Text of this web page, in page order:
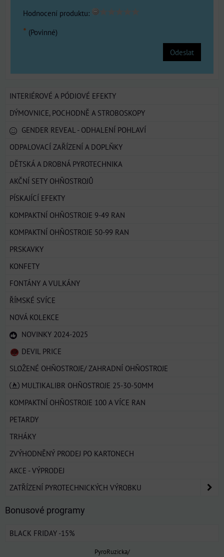
Hodnocení produktu:
* (Povinné)
Odeslat
INTERIÉROVÉ A PÓDIOVÉ EFEKTY
DÝMOVNICE, POCHODNĚ A STROBOSKOPY
GENDER REVEAL - ODHALENÍ POHLAVÍ
ODPALOVACÍ ZAŘÍZENÍ A DOPLŇKY
DĚTSKÁ A DROBNÁ PYROTECHNIKA
AKČNÍ SETY OHŇOSTROJŮ
PÍSKAJÍCÍ EFEKTY
KOMPAKTNÍ OHŇOSTROJE 9-49 RAN
KOMPAKTNÍ OHŇOSTROJE 50-99 RAN
PRSKAVKY
KONFETY
FONTÁNY A VULKÁNY
ŘÍMSKÉ SVÍCE
NOVÁ KOLEKCE
NOVINKY 2024-2025
DEVIL PRICE
SLOŽENÉ OHŇOSTROJE/ ZAHRADNÍ OHŇOSTROJE
MULTIKALIBR OHŇOSTROJE 25-30-50MM
KOMPAKTNÍ OHŇOSTROJE 100 A VÍCE RAN
PETARDY
TRHÁKY
ZVÝHODNĚNÝ PRODEJ PO KARTONECH
AKCE - VÝPRODEJ
ZATŘÍZENÍ PYROTECHNICKÝCH VÝROBKU
Bonusové programy
BLACK FRIDAY -15%
PyroRuzicka/